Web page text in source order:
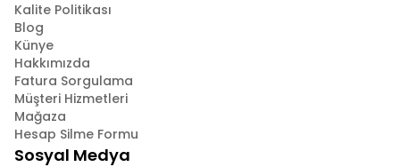
Kalite Politikası
Blog
Künye
Hakkımızda
Fatura Sorgulama
Müşteri Hizmetleri
Mağaza
Hesap Silme Formu
Sosyal Medya